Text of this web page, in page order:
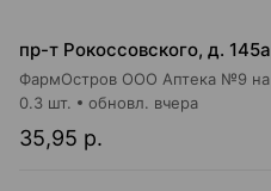
пр-т Рокоссовского, д. 145а
35,95 р.
0.3 шт. обновл. вчера